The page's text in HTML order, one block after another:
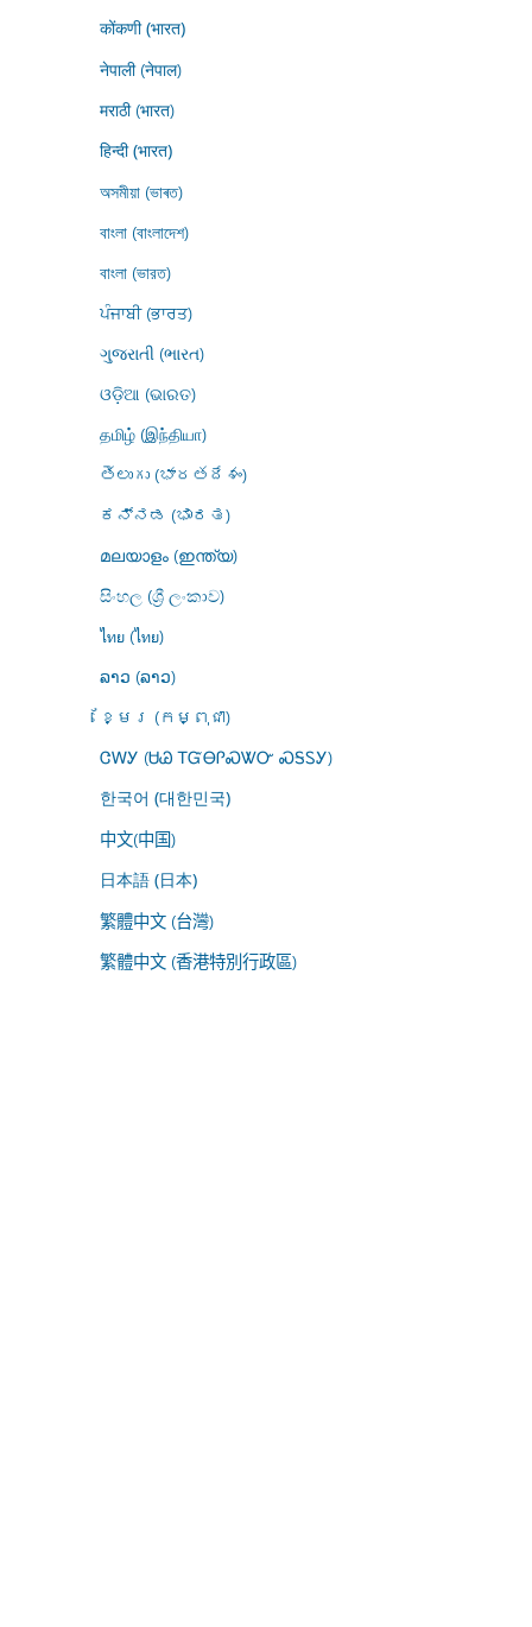
कोंकणी (भारत)
नेपाली (नेपाल)
मराठी (भारत)
हिन्दी (भारत)
অসমীয়া (ভাৰত)
বাংলা (বাংলাদেশ)
বাংলা (ভারত)
ਪੰਜਾਬੀ (ਭਾਰਤ)
ગુજરાતી (ભારત)
ଓଡ଼ିଆ (ଭାରତ)
தமிழ் (இந்தியா)
తెలుగు (భారతదేశం)
ಕನ್ನಡ (ಭಾರತ)
മലയാളം (ഇന്ത്യ)
සිංහල (ශ්‍රී ලංකාව)
ไทย (ไทย)
ລາວ (ລາວ)
ខ្មែរ (កម្ពុជា)
ᏣᎳᎩ (ᏌᏊ ᎢᏳᎾᎵᏍᏔᏅ ᏍᎦᏚᎩ)
한국어 (대한민국)
中文(中国)
日本語 (日本)
繁體中文 (台灣)
繁體中文 (香港特別行政區)